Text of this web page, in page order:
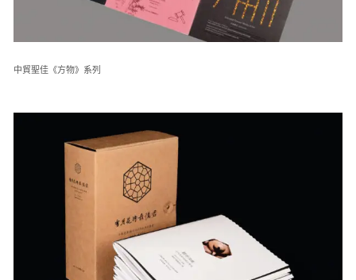
中貿聖佳《方物》系列